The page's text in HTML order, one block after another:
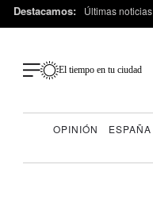
Destacamos: Últimas noticias
El tiempo en tu ciudad
OPINIÓN ESPAÑA